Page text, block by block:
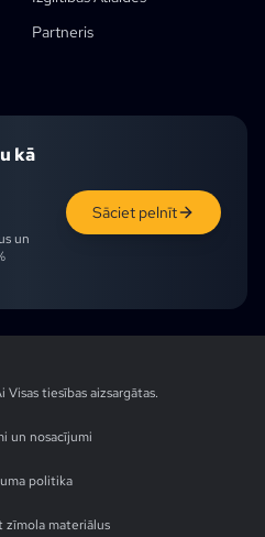
Partneris
Rīks
kā
un
Sāciet pelnīt
Visas tiesības aizsargātas.
un nosacījumi
politika
zīmola materiālus